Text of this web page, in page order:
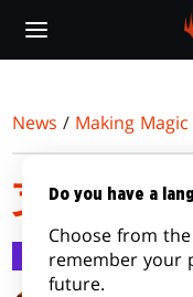
main
News / Making Magic
支配す
Making Magic
Do you have a
Choose from
remember your
future.